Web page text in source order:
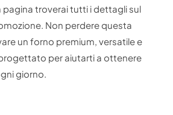
pagina troverai tutti i dettagli sul
Non perdere questa
un forno premium, versatile e
per aiutarti a ottenere
giorno.